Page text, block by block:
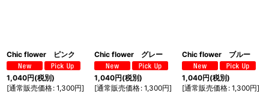
Chic flower ピンク
1,040円(税別)
[通常販売価格: 1,300円]
Chic flower グレー
1,040円(税別)
[通常販売価格: 1,300円]
Chic flower ブルー
1,040円(税別)
[通常販売価格: 1,300円]